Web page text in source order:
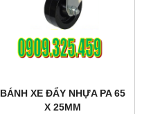
BÁNH XE ĐẨY NHỰA PA 65
X 25MM